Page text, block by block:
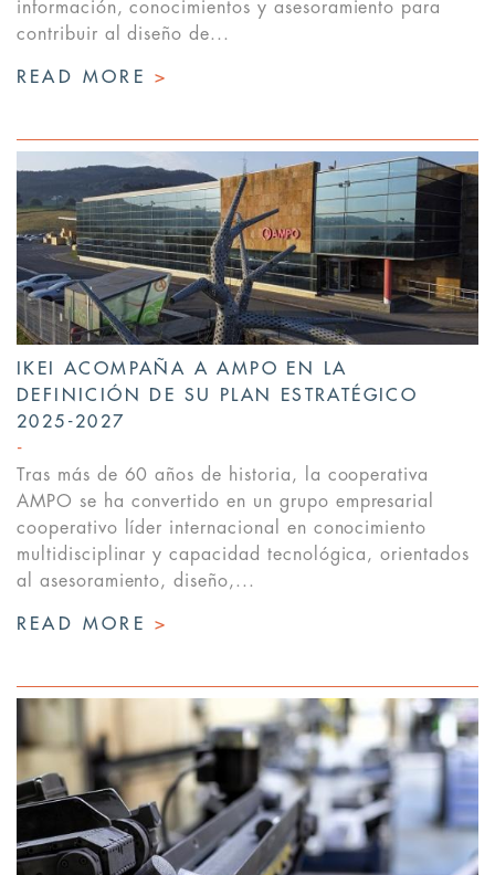
información, conocimientos y asesoramiento para
contribuir al diseño de...
READ MORE >
IKEI ACOMPAÑA A AMPO EN LA
DEFINICIÓN DE SU PLAN ESTRATÉGICO
2025-2027
Tras más de 60 años de historia, la cooperativa
AMPO se ha convertido en un grupo empresarial
cooperativo líder internacional en conocimiento
multidisciplinar y capacidad tecnológica, orientados
al asesoramiento, diseño,...
READ MORE >